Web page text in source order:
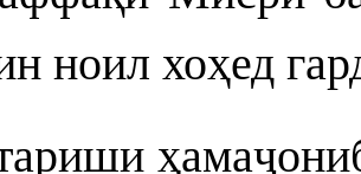
ноил хоҳед